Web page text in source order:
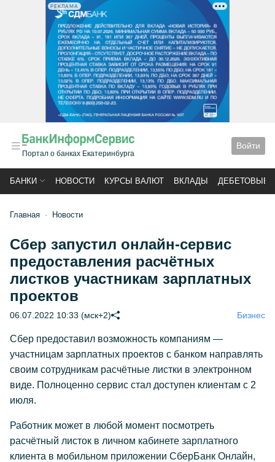
РЕКЛАМА
Портал о банках Екатеринбурга
Войти
БАНКИ НОВОСТИ КУРСЫ ВАЛЮТ ВКЛАДЫ ДЕБЕТОВЫЕ
Главная Новости
Сбер запустил онлайн-сервис
предоставления расчётных
листков участникам зарплатных
проектов
06.07.2022 10:33 (мск+2) Бизнес
Сбер предоставил возможность компаниям —
участницам зарплатных проектов с банком направлять
своим сотрудникам расчётные листки в электронном
виде. Полноценно сервис стал доступен клиентам с 2
июля.
Работник может в любой момент посмотреть
расчётный листок в личном кабинете зарплатного
клиента в мобильном приложении СберБанк Онлайн,